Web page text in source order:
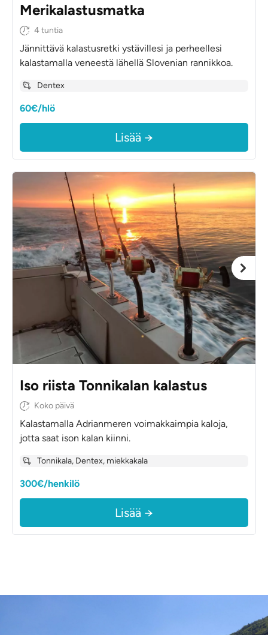
Merikalastusmatka
4 tuntia
Jännittävä kalastusretki ystävillesi ja perheellesi
kalastamalla veneestä lähellä Slovenian rannikkoa.
Dentex
60€/hlö
Lisää →
Iso riista Tonnikalan kalastus
Koko päivä
Kalastamalla Adrianmeren voimakkaimpia kaloja,
jotta saat ison kalan kiinni.
Tonnikala, Dentex, miekkakala
300€/henkilö
Lisää →